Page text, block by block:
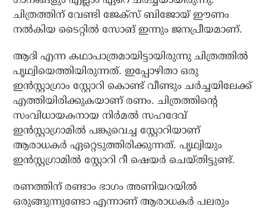
ചിത്രത്തിന് വേണ്ടി ജേക്‌സ് ബിജോയ് ഈണം
നല്‍കിയ ടൈറ്റില്‍ സോങ് ഇന്നും ജനപ്രീയമാണ്.
ആദി എന്ന കഥാപാത്രമായിട്ടായിരുന്നു ചിത്രത്തില്‍
പൃഥ്വിയെത്തിയിരുന്നത്. ഇപ്പോഴിതാ ഒരു
ഇന്‍സ്റ്റാഗ്രാം സ്റ്റോറി കൊണ്ട് വീണ്ടും ചര്‍ച്ചയിലേക്ക്
എത്തിയിരിക്കുകയാണ് രണം. ചിത്രത്തിന്റെ
സംവിധായകനായ നിര്‍മല്‍ സഹദേവ്
ഇന്‍സ്റ്റാഗ്രാമില്‍ പങ്കുവെച്ച സ്റ്റോറിയാണ്
ആരാധകര്‍ ഏറ്റെടുത്തിരിക്കുന്നത്. പൃഥ്വിയും
ഇന്‍സ്റ്റഗ്രാമില്‍ സ്റ്റോറി റീ ഷെയര്‍ ചെയ്തിട്ടുണ്ട്.
രണത്തിന് രണ്ടാം ഭാഗം അണിയറയില്‍
ഒരുങ്ങുന്നുണ്ടോ എന്നാണ് ആരാധകര്‍ പലരും